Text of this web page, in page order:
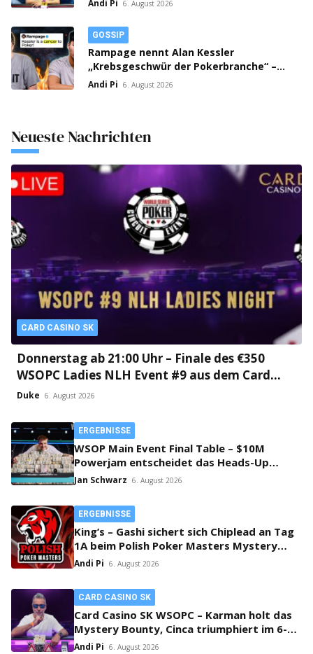
Andi Pi 6. August 2026
GOSSIP
Rampage nennt Alan Kessler
„Krebsgeschwür der Pokerbranche“ –
Streit auf X eskaliert!
Andi Pi 6. August 2026
Neueste Nachrichten
CARD CASINO SK
Donnerstag ab 21:00 Uhr – Finale des €350
WSOPC Ladies NLH Event #9 aus dem Card
Casino SK!
Duke 6. August 2026
ERGEBNISSE
WSOP Main Event Final Table – $10M
Powerjam entscheidet das Heads-Up
zwischen Jumalon und Saaskilahti!
Jan Schwarz 6. August 2026
ERGEBNISSE
King’s – Gashi sichert sich Chiplead an Tag
1A beim Polish Poker Masters Mystery
Bounty!
Andi Pi 6. August 2026
CARD CASINO SK
Card Casino SK WSOPC – Karman holt das
Mystery Bounty, Cinca triumphiert im 6-
Max!
Andi Pi 6. August 2026